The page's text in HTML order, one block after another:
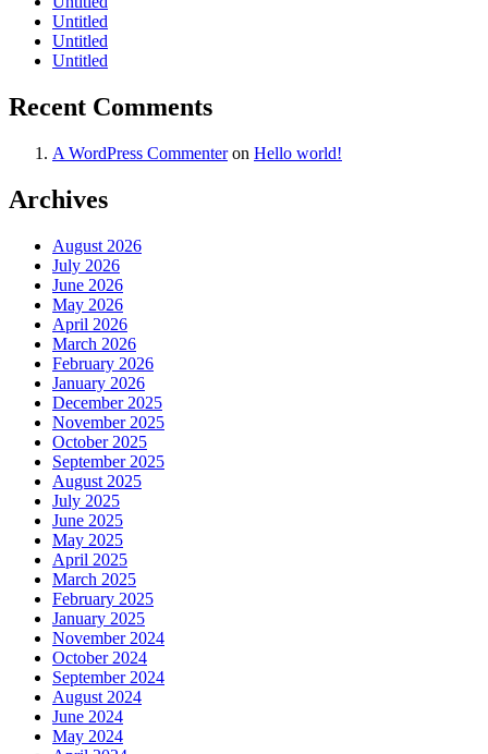
Untitled
Untitled
Untitled
Recent Comments
A WordPress Commenteron Hello world!
Archives
August 2026
July 2026
June 2026
May 2026
April 2026
March 2026
February 2026
January 2026
December 2025
November 2025
October 2025
September 2025
August 2025
July 2025
June 2025
May 2025
April 2025
March 2025
February 2025
January 2025
November 2024
October 2024
September 2024
August 2024
June 2024
May 2024